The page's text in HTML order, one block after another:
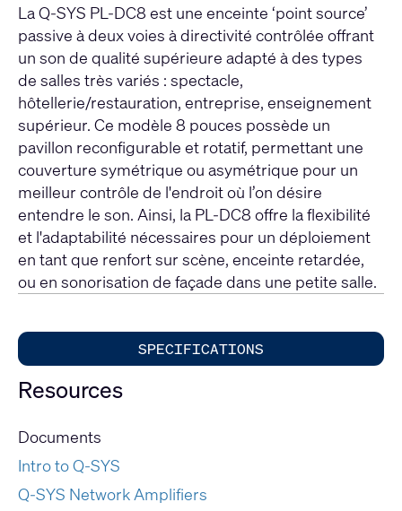
La Q-SYS PL-DC8 est une enceinte ‘point source’
passive à deux voies à directivité contrôlée offrant
un son de qualité supérieure adapté à des types
de salles très variés : spectacle,
hôtellerie/restauration, entreprise, enseignement
supérieur. Ce modèle 8 pouces possède un
pavillon reconfigurable et rotatif, permettant une
couverture symétrique ou asymétrique pour un
meilleur contrôle de l'endroit où l’on désire
entendre le son. Ainsi, la PL-DC8 offre la flexibilité
et l'adaptabilité nécessaires pour un déploiement
en tant que renfort sur scène, enceinte retardée,
ou en sonorisation de façade dans une petite salle.
SPECIFICATIONS
Resources
Documents
Intro to Q-SYS
Q-SYS Network Amplifiers